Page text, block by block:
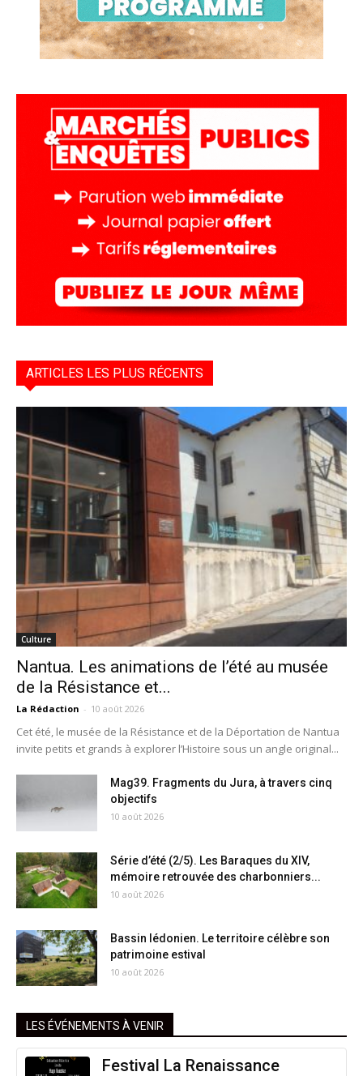
ARTICLES LES PLUS RÉCENTS
Culture
Nantua. Les animations de l’été au musée
de la Résistance et...
La Rédaction - 10 août 2026
Cet été, le musée de la Résistance et de la Déportation de Nantua
invite petits et grands à explorer l’Histoire sous un angle original...
Mag39. Fragments du Jura, à travers cinq
objectifs
10 août 2026
Série d’été (2/5). Les Baraques du XIV,
mémoire retrouvée des charbonniers...
10 août 2026
Bassin lédonien. Le territoire célèbre son
patrimoine estival
10 août 2026
LES ÉVÉNEMENTS À VENIR
Festival La Renaissance